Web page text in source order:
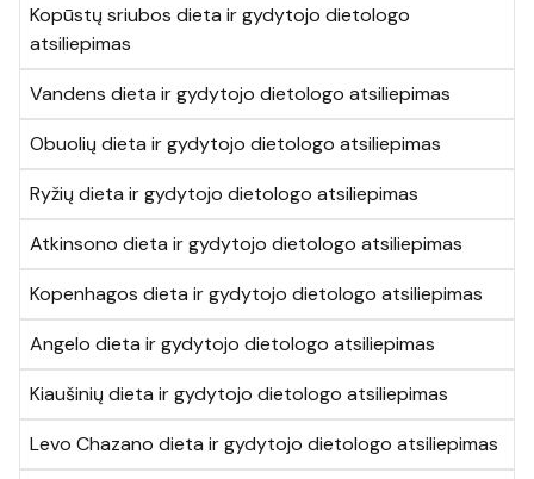
Kopūstų sriubos dieta ir gydytojo dietologo
atsiliepimas
Vandens dieta ir gydytojo dietologo atsiliepimas
Obuolių dieta ir gydytojo dietologo atsiliepimas
Ryžių dieta ir gydytojo dietologo atsiliepimas
Atkinsono dieta ir gydytojo dietologo atsiliepimas
Kopenhagos dieta ir gydytojo dietologo atsiliepimas
Angelo dieta ir gydytojo dietologo atsiliepimas
Kiaušinių dieta ir gydytojo dietologo atsiliepimas
Levo Chazano dieta ir gydytojo dietologo atsiliepimas